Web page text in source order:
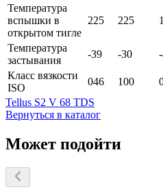
Температура
вспышки в
открытом тигле
225 225
Температура
застывания
-39 -30
Класс вязкости
ISO
046 100
Tellus S2 V 68 TDS
Вернуться в каталог
Может подойти